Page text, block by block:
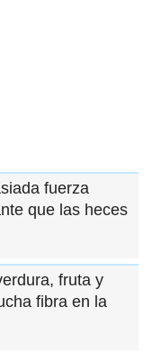
fuerza
que las heces
fruta y
fibra en la